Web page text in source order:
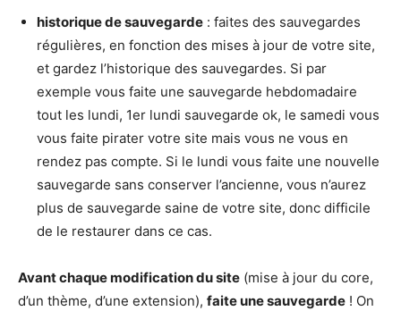
historique de sauvegarde : faites des sauvegardes
régulières, en fonction des mises à jour de votre site,
et gardez l’historique des sauvegardes. Si par
exemple vous faite une sauvegarde hebdomadaire
tout les lundi, 1er lundi sauvegarde ok, le samedi vous
vous faite pirater votre site mais vous ne vous en
rendez pas compte. Si le lundi vous faite une nouvelle
sauvegarde sans conserver l’ancienne, vous n’aurez
plus de sauvegarde saine de votre site, donc difficile
de le restaurer dans ce cas.
Avant chaque modification du site (mise à jour du core,
d’un thème, d’une extension), faite une sauvegarde ! On